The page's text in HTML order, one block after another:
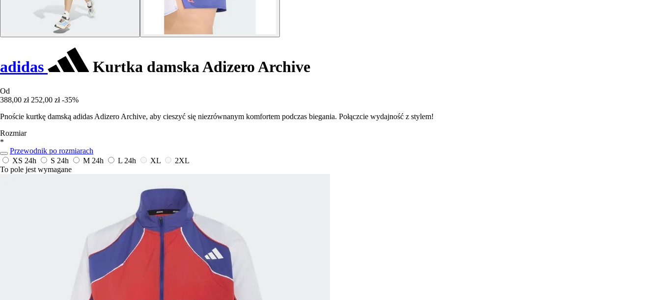
adidas Kurtka damska Adizero Archive
Od
388,00 zł 252,00 zł -35%
Pnoście kurtkę damską adidas Adizero Archive, aby cieszyć się niezrównanym komfortem podczas biegania. Połączcie wydajność z stylem!
Rozmiar
*
Przewodnik po rozmiarach
XS 24h S 24h M 24h L 24h XL
2XL
To pole jest wymagane